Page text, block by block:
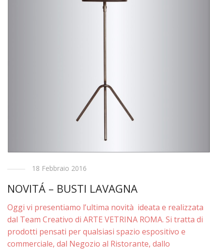
18 Febbraio 2016
NOVITÁ – BUSTI LAVAGNA
Oggi vi presentiamo l’ultima novità ideata e realizzata
dal Team Creativo di ARTE VETRINA ROMA. Si tratta di
prodotti pensati per qualsiasi spazio espositivo e
commerciale, dal Negozio al Ristorante, dallo